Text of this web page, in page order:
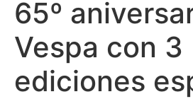
65º
Vespa con 3
ediciones